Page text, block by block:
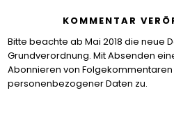
KOMMENTAR
Bitte beachte ab Mai 2018 die neue
Grundverordnung. Mit Absenden
Abonnieren von
personenbezogener Daten zu.